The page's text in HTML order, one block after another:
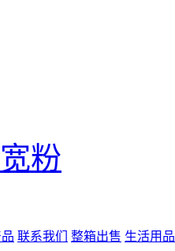
粉
联系我们 整箱出售 生活用品